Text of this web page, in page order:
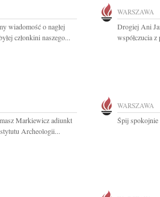
wiadomość o nagłej
członkini naszego...
WARSZAWA
Drogiej Ani
współczucia
Markiewicz adiunkt
Archeologii...
WARSZAWA
Śpij